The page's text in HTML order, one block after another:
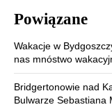
Powiązane
Wakacje w
nas mnóstwo
Bridgertonowie nad
Bulwarze Sebastiana